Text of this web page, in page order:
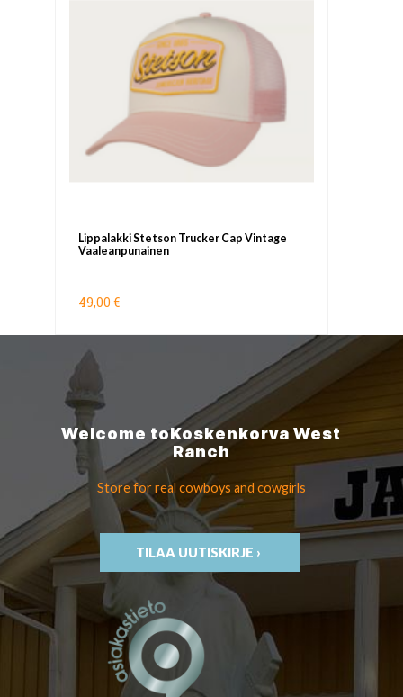
Lippalakki Stetson Trucker Cap Vintage
Vaaleanpunainen
49,00 €
Welcome toKoskenkorvaWest
Ranch
Store for real cowboys and cowgirls
TILAA UUTISKIRJE ›